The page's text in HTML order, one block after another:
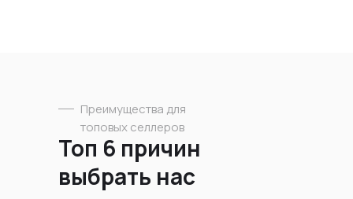
Топ 6 причин
выбрать нас
Преимущества для
топовых селлеров